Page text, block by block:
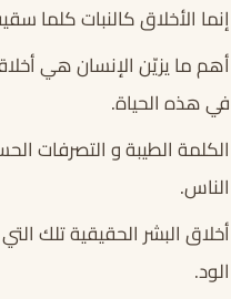
إنما الأخلاق كالنبات كلما
أهم ما يزيّن الإنسان هي
في هذه الحياة.
الكلمة الطيبة و التصرفات
الناس.
أخلاق البشر الحقيقية تلك
الود.